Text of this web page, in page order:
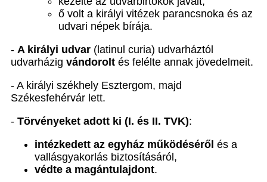
ő volt a királyi vitézek parancsnoka és az
udvari népek bírája.
- A királyi udvar (latinul curia) udvarháztól
udvarházig vándorolt és felélte annak jövedelmeit.
- A királyi székhely Esztergom, majd
Székesfehérvár lett.
- Törvényeket adott ki (I. és II. TVK):
intézkedett az egyház működéséről és a
vallásgyakorlás biztosításáról,
védte a magántulajdont.